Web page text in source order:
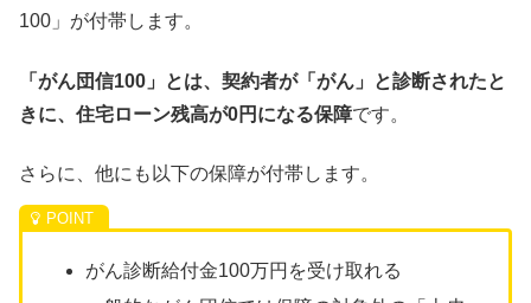
100」が付帯します。
「がん団信100」とは、契約者が「がん」と診断されたと
きに、住宅ローン残高が0円になる保障です。
さらに、他にも以下の保障が付帯します。
がん診断給付金100万円を受け取れる